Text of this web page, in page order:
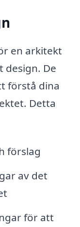
en arkitekt
design. De
förstå dina
Detta
förslag
av det
för att